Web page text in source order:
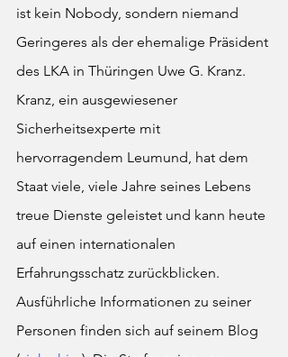
ist kein Nobody, sondern niemand
Geringeres als der ehemalige Präsident
des LKA in Thüringen Uwe G. Kranz.
Kranz, ein ausgewiesener
Sicherheitsexperte mit
hervorragendem Leumund, hat dem
Staat viele, viele Jahre seines Lebens
treue Dienste geleistet und kann heute
auf einen internationalen
Erfahrungsschatz zurückblicken.
Ausführliche Informationen zu seiner
Personen finden sich auf seinem Blog